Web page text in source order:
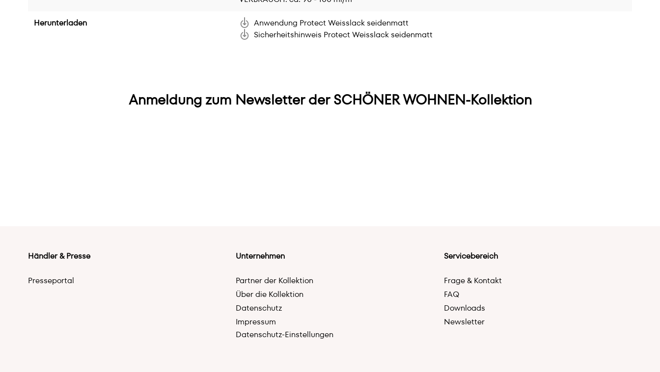
Herunterladen
Anwendung Protect Weisslack seidenmatt
Sicherheitshinweis Protect Weisslack seidenmatt
Anmeldung zum Newsletter der SCHÖNER WOHNEN-Kollektion
Händler & Presse
Presseportal
Unternehmen
Partner der Kollektion
Über die Kollektion
Datenschutz
Impressum
Datenschutz-Einstellungen
Servicebereich
Frage & Kontakt
FAQ
Downloads
Newsletter